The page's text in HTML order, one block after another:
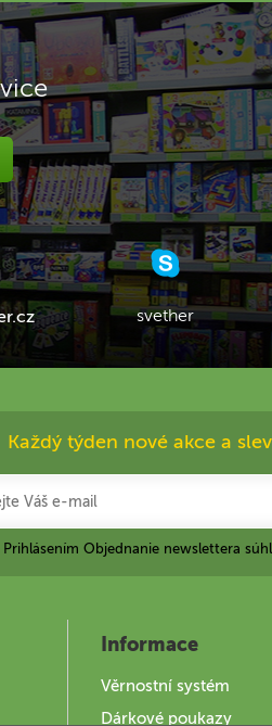
svether
Každý týden nové akce a
Prihlásením Objednanie newslettera
Informace
Věrnostní systém
Dárkové poukazy